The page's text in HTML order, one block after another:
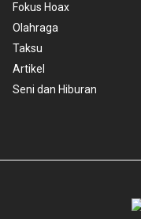
Fokus Hoax
Olahraga
Taksu
Artikel
Seni dan Hiburan